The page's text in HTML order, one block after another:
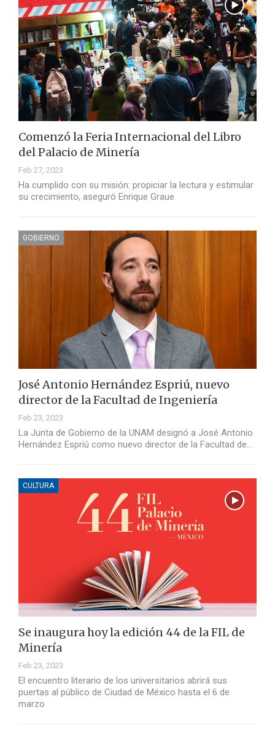
Comenzó la Feria Internacional del Libro
del Palacio de Minería
Feb 27, 2023
Ha cumplido con su misión: propiciar la lectura y estimular
su crecimiento, aseguró Enrique Graue
GOBIERNO
José Antonio Hernández Espriú, nuevo
director de la Facultad de Ingeniería
Feb 23, 2023
La Junta de Gobierno de la UNAM designó a José Antonio
Hernández Espriú como nuevo director de la Facultad de…
CULTURA
Se inaugura hoy la edición 44 de la FIL de
Minería
Feb 23, 2023
El encuentro literario de los universitarios abrirá sus
puertas al público de Ciudad de México hasta el 6 de
marzo